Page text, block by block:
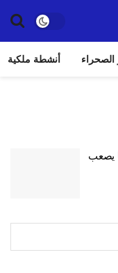
الصحراء أنشطة ملكية
يصعب